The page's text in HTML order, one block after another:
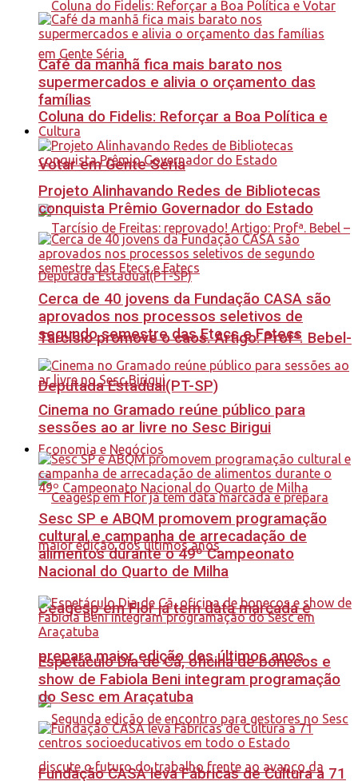
Coluna do Fidelis: Reforçar a Boa Política e
Votar em Gente Séria
Tarcísio promove o caos. Artigo: Profª. Bebel-
Deputada Estadual(PT-SP)
Economia e Negócios
Ceagesp em Flor já tem data marcada e
prepara maior edição dos últimos anos
Café da manhã fica mais barato nos
supermercados e alivia o orçamento das
famílias
Cultura
Projeto Alinhavando Redes de Bibliotecas
conquista Prêmio Governador do Estado
Cerca de 40 jovens da Fundação CASA são
aprovados nos processos seletivos de
segundo semestre das Etecs e Fatecs
Cinema no Gramado reúne público para
sessões ao ar livre no Sesc Birigui
Sesc SP e ABQM promovem programação
cultural e campanha de arrecadação de
alimentos durante o 49º Campeonato
Nacional do Quarto de Milha
Espetáculo Dia de Cã, oficina de bonecos e
show de Fabiola Beni integram programação
do Sesc em Araçatuba
Fundação CASA leva Fábricas de Cultura a 71